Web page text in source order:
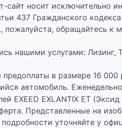
носит исключительно
437 Гражданского
обращайтесь
нашими услугами: Лизинг,
в размере 16
автомобиль.
EXEED EXLANTIX ET
Представленные на
уточняйте у